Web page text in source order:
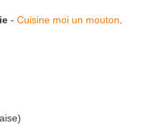
- Cuisine moi un mouton